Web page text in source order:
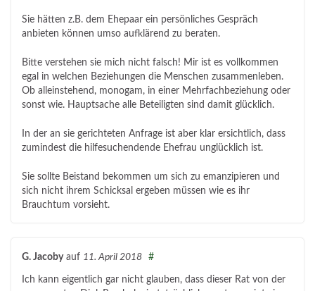
Sie hätten z.B. dem Ehepaar ein persönliches Gespräch
anbieten können umso aufklärend zu beraten.
Bitte verstehen sie mich nicht falsch! Mir ist es vollkommen
egal in welchen Beziehungen die Menschen zusammenleben.
Ob alleinstehend, monogam, in einer Mehrfachbeziehung oder
sonst wie. Hauptsache alle Beteiligten sind damit glücklich.
In der an sie gerichteten Anfrage ist aber klar ersichtlich, dass
zumindest die hilfesuchendende Ehefrau unglücklich ist.
Sie sollte Beistand bekommen um sich zu emanzipieren und
sich nicht ihrem Schicksal ergeben müssen wie es ihr
Brauchtum vorsieht.
G. Jacobyauf 11. April 2018 #
Ich kann eigentlich gar nicht glauben, dass dieser Rat von der